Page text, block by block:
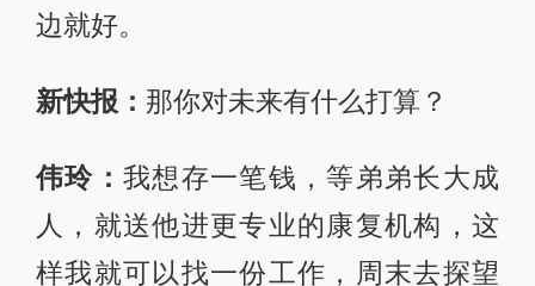
边就好。
新快报： 那你对未来有什么打算？
伟玲： 我想存一笔钱，等弟弟长大成
人，就送他进更专业的康复机构，这
样我就可以找一份工作，周末去探望